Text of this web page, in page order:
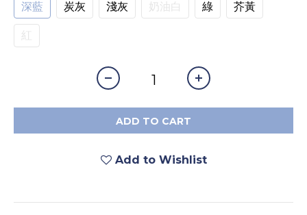
深藍 炭灰 淺灰 奶油白 綠 芥黃
紅
ADD TO CART
Add to Wishlist